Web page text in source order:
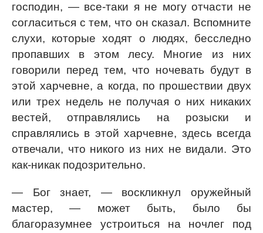
господин, — все-таки я не могу отчасти не
согласиться с тем, что он сказал. Вспомните
слухи, которые ходят о людях, бесследно
пропавших в этом лесу. Многие из них
говорили перед тем, что ночевать будут в
этой харчевне, а когда, по прошествии двух
или трех недель не получая о них никаких
вестей, отправлялись на розыски и
справлялись в этой харчевне, здесь всегда
отвечали, что никого из них не видали. Это
как-никак подозрительно.
— Бог знает, — воскликнул оружейный
мастер, — может быть, было бы
благоразумнее устроиться на ночлег под